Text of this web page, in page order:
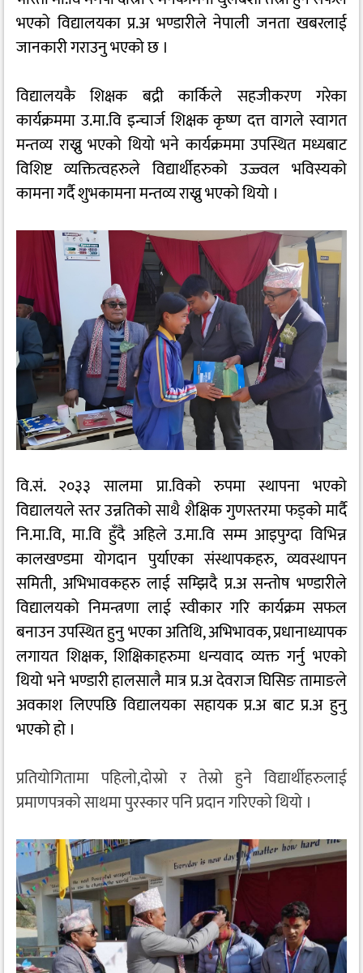
भएको विद्यालयका प्र.अ भण्डारीले नेपाली जनता खबरलाई
जानकारी गराउनु भएको छ ।
विद्यालयकै शिक्षक बद्री कार्किले सहजीकरण गरेका
कार्यक्रममा उ.मा.वि इन्चार्ज शिक्षक कृष्ण दत्त वागले स्वागत
मन्तव्य राख्नु भएको थियो भने कार्यक्रममा उपस्थित मध्यबाट
विशिष्ट व्यक्तित्वहरुले विद्यार्थीहरुको उज्ज्वल भविस्यको
कामना गर्दै शुभकामना मन्तव्य राख्नु भएको थियो ।
वि.सं. २०३३ सालमा प्रा.विको रुपमा स्थापना भएको
विद्यालयले स्तर उन्नतिको साथै शैक्षिक गुणस्तरमा फड्को मार्दै
नि.मा.वि, मा.वि हुँदै अहिले उ.मा.वि सम्म आइपुग्दा विभिन्न
कालखण्डमा योगदान पुर्याएका संस्थापकहरु, व्यवस्थापन
समिती, अभिभावकहरु लाई सम्झिदै प्र.अ सन्तोष भण्डारीले
विद्यालयको निमन्त्रणा लाई स्वीकार गरि कार्यक्रम सफल
बनाउन उपस्थित हुनु भएका अतिथि, अभिभावक, प्रधानाध्यापक
लगायत शिक्षक, शिक्षिकाहरुमा धन्यवाद व्यक्त गर्नु भएको
थियो भने भण्डारी हालसालै मात्र प्र.अ देवराज घिसिङ तामाङले
अवकाश लिएपछि विद्यालयका सहायक प्र.अ बाट प्र.अ हुनु
भएको हो ।
प्रतियोगितामा पहिलो,दोस्रो र तेस्रो हुने विद्यार्थीहरुलाई
प्रमाणपत्रको साथमा पुरस्कार पनि प्रदान गरिएको थियो ।